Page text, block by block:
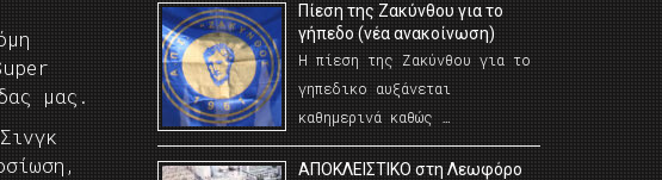
μας.
Πίεση της Ζακύνθου για το
γήπεδο (νέα ανακοίνωση)
Η πίεση της Ζακύνθου για το
γηπεδικο αυξάνεται
καθημερινά καθώς …
AΠΟΚΛΕΙΣΤΙΚΟ στη Λεωφόρο